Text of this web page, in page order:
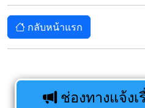
กลับหน้าแรก
ช่องทางแจ้งเ